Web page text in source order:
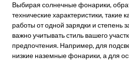
Выбирая солнечные фонарики,
технические характеристики, такие
работы от одной зарядки и степень
важно учитывать стиль вашего
предпочтения. Например, для
низкие наземные фонарики, а для